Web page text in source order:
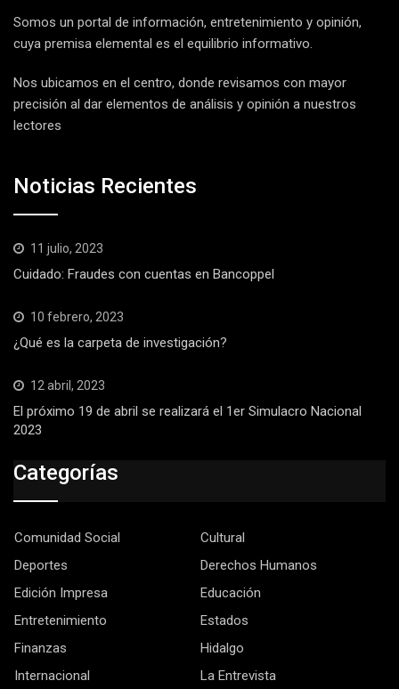
Somos un portal de información, entretenimiento y opinión,
cuya premisa elemental es el equilibrio informativo.
Nos ubicamos en el centro, donde revisamos con mayor
precisión al dar elementos de análisis y opinión a nuestros
lectores
Noticias Recientes
11 julio, 2023
Cuidado: Fraudes con cuentas en Bancoppel
10 febrero, 2023
¿Qué es la carpeta de investigación?
12 abril, 2023
El próximo 19 de abril se realizará el 1er Simulacro Nacional
2023
Categorías
Comunidad Social
Cultural
Deportes
Derechos Humanos
Edición Impresa
Educación
Entretenimiento
Estados
Finanzas
Hidalgo
Internacional
La Entrevista